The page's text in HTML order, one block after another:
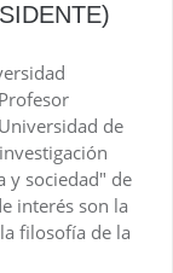
de
y sociedad" de
interés son la
filosofía de la